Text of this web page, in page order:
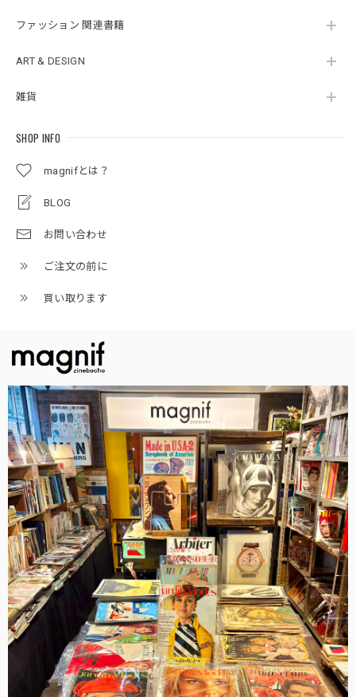
ファッション 関連書籍
ART & DESIGN
雑貨
SHOP INFO
magnifとは？
BLOG
お問い合わせ
ご注文の前に
買い取ります